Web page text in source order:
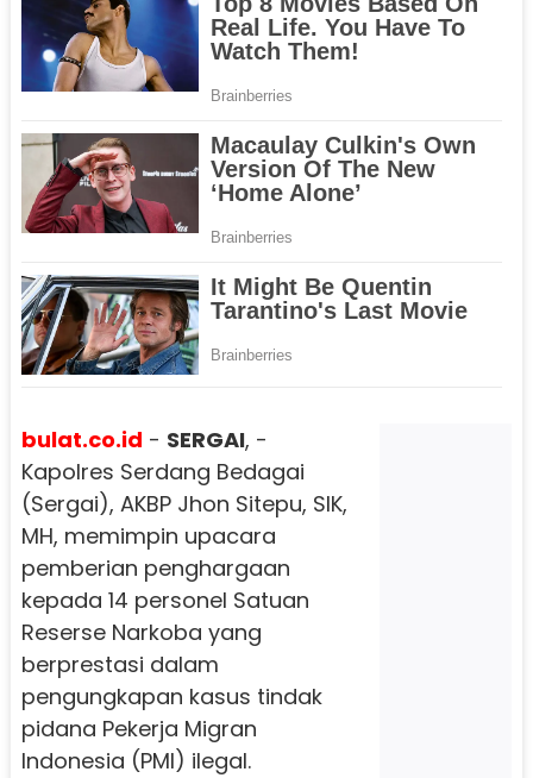
bulat.co.id - SERGAI, -
Kapolres Serdang Bedagai
(Sergai), AKBP Jhon Sitepu, SIK,
MH, memimpin upacara
pemberian penghargaan
kepada 14 personel Satuan
Reserse Narkoba yang
berprestasi dalam
pengungkapan kasus tindak
pidana Pekerja Migran
Indonesia (PMI) ilegal.